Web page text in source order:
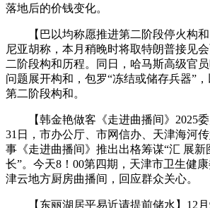
落地后的价钱变化。
【巴以均称愿推进第二阶段停火构和
尼亚胡称，本月稍晚时将取特朗普接见
二阶段构和历程。同日，哈马斯高级官
问题展开构和，包罗“冻结或储存兵器”
第二阶段构和。
【韩金艳做客《走进曲播间》2025委
31日，市办公厅、市网信办、天津海河
事《走进曲播间》推出出格筹谋“汇 展
长”。今天8！00第四期，天津市卫生健
津云地方厨房曲播间，回应群众关心。
【东丽湖居平易近请提前储水】12月